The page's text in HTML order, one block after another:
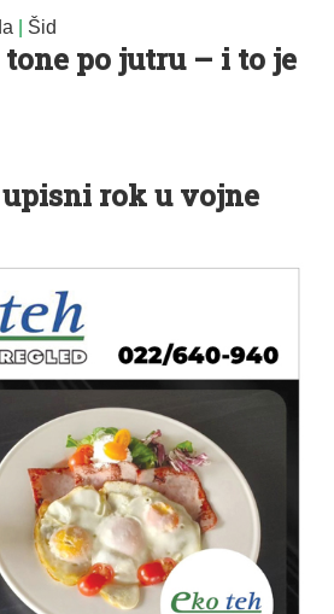
Šid
tone po jutru – i to je
rok u vojne